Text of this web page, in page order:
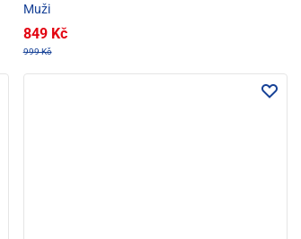
Muži
849 Kč
999 Kč